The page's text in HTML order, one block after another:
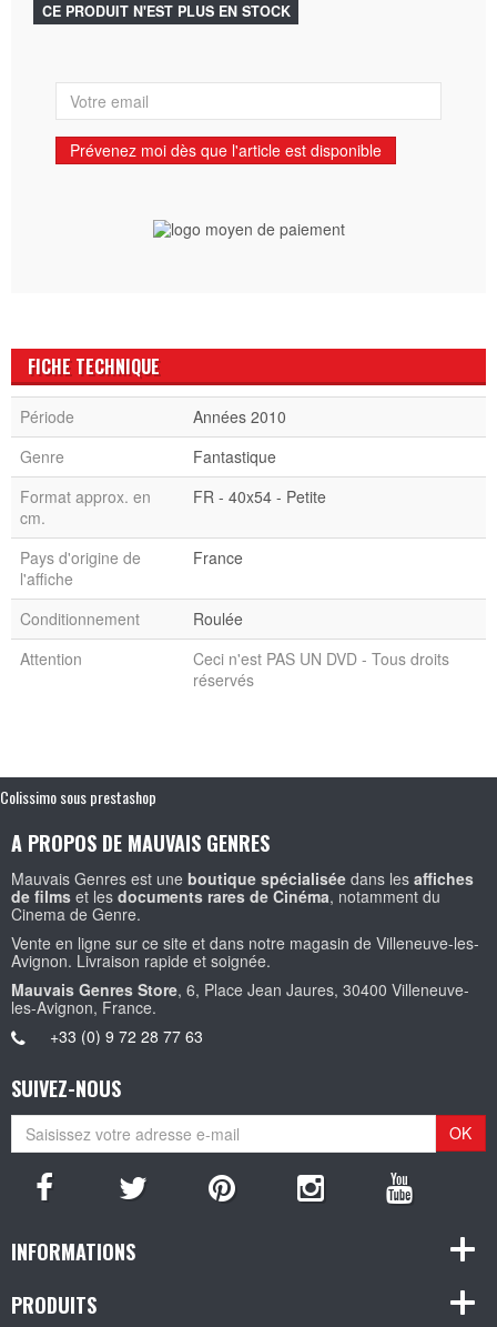
CE PRODUIT N'EST PLUS EN STOCK
Prévenez moi dès que l'article est disponible
FICHE TECHNIQUE
Période
Années 2010
Genre
Fantastique
Format approx. en
cm.
FR - 40x54 - Petite
Pays d'origine de
l'affiche
France
Conditionnement
Roulée
Attention
Ceci n'est PAS UN DVD - Tous droits
réservés
Colissimo sous prestashop
A PROPOS DE MAUVAIS GENRES
Mauvais Genres est une boutique spécialisée dans les affiches
de films et les documents rares de Cinéma, notamment du
Cinema de Genre.
Vente en ligne sur ce site et dans notre magasin de Villeneuve-les-
Avignon. Livraison rapide et soignée.
Mauvais Genres Store, 6, Place Jean Jaures, 30400 Villeneuve-
les-Avignon, France.
+33 (0) 9 72 28 77 63
SUIVEZ-NOUS
OK
INFORMATIONS
PRODUITS